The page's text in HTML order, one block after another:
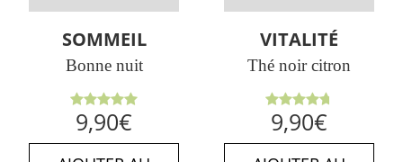
SOMMEIL
Bonne nuit
Note5.00
sur 5
9,90€
VITALITÉ
Thé noir citron
Note
4.75sur
5
9,90€